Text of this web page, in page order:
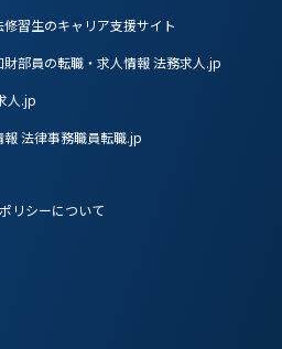
習生のキャリア支援サイト
部員の転職・求人情報 法務求人.jp
人.jp
法律事務職員転職.jp
リシーについて